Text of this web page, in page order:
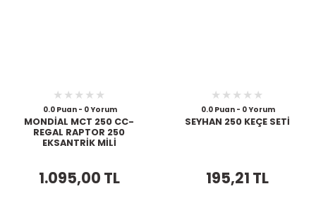
0.0 Puan - 0 Yorum
MONDİAL MCT 250 CC-
REGAL RAPTOR 250
EKSANTRİK MİLİ
1.095,00 TL
0.0 Puan - 0 Yorum
SEYHAN 250 KEÇE SETİ
195,21 TL